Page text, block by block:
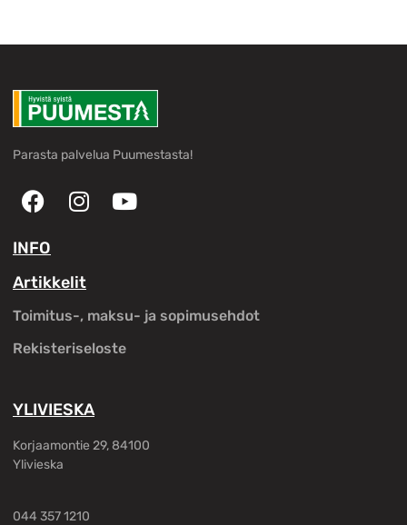
Parasta palvelua Puumestasta!
INFO
Artikkelit
Toimitus-, maksu- ja sopimusehdot
Rekisteriseloste
YLIVIESKA
Korjaamontie 29, 84100
Ylivieska
044 357 1210